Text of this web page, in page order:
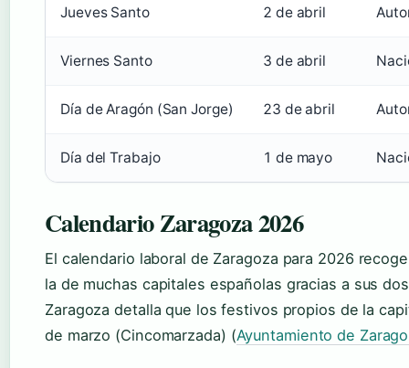
Jueves Santo 2 de abril
Viernes Santo 3 de abril
Día de Aragón (San Jorge) 23 de abril
Día del Trabajo 1 de mayo
Calendario Zaragoza 2026
El calendario laboral de Zaragoza para 2026
la de muchas capitales españolas gracias a sus
Zaragoza detalla que los festivos propios de la
de marzo (Cincomarzada) (Ayuntamiento de